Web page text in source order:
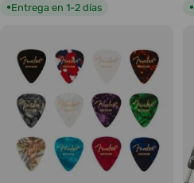
●Entrega en 1-2 días ●